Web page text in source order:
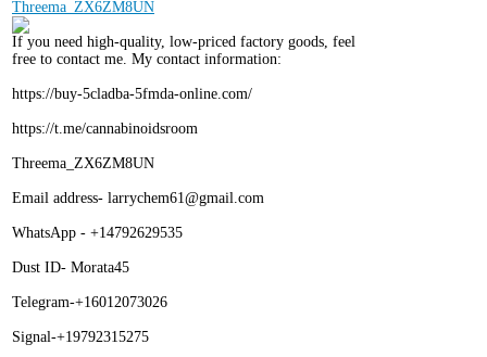
If you need high-quality, low-priced factory goods, feel
free to contact me. My contact information:
https://buy-5cladba-5fmda-online.com/
https://t.me/cannabinoidsroom
Threema_ZX6ZM8UN
Email address- larrychem61@gmail.com
WhatsApp - +14792629535
Dust ID- Morata45
Telegram-+16012073026
Signal-+19792315275